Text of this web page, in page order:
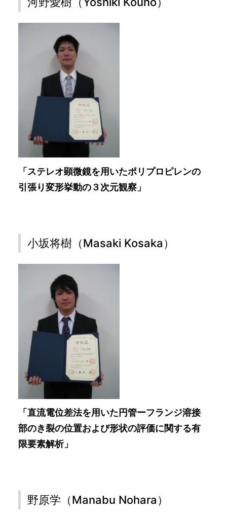
「ステレオ顕微鏡を用いたポリプロピレンの
引張り変形挙動の３次元観察」
小坂将樹（Masaki Kosaka）
「直流電位差法を用いた円管ーフランジ溶接
部のき裂の位置および形状の評価に関する有
限要素解析」
野原学（Manabu Nohara）